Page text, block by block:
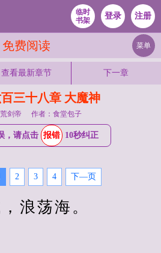
临时
书架
登录 注册
免费阅读 菜单
查看最新章节 下一章
三十八章 大魔神
剑帝 作者：食堂包子
，请点击 报错 10秒纠正
2 3 4 下—页
荡海。